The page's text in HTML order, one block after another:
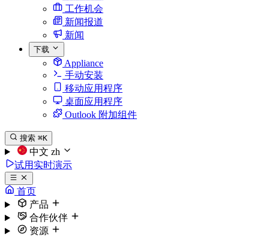
工作机会
新闻报道
新闻
下载
Appliance
手动安装
移动应用程序
桌面应用程序
Outlook 附加组件
搜索 ⌘K
中文 zh
试用实时演示
首页
产品
合作伙伴
资源